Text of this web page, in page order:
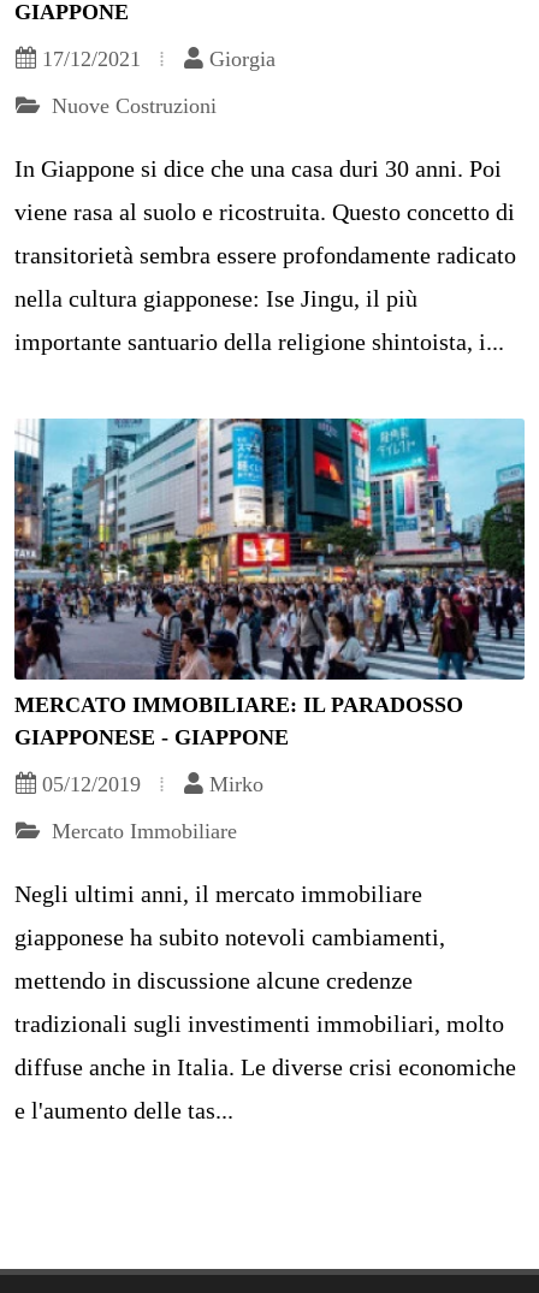
GIAPPONE
17/12/2021
Giorgia
Nuove Costruzioni
In Giappone si dice che una casa duri 30 anni. Poi
viene rasa al suolo e ricostruita. Questo concetto di
transitorietà sembra essere profondamente radicato
nella cultura giapponese: Ise Jingu, il più
importante santuario della religione shintoista, i...
MERCATO IMMOBILIARE: IL PARADOSSO
GIAPPONESE - GIAPPONE
05/12/2019
Mirko
Mercato Immobiliare
Negli ultimi anni, il mercato immobiliare
giapponese ha subito notevoli cambiamenti,
mettendo in discussione alcune credenze
tradizionali sugli investimenti immobiliari, molto
diffuse anche in Italia. Le diverse crisi economiche
e l'aumento delle tas...